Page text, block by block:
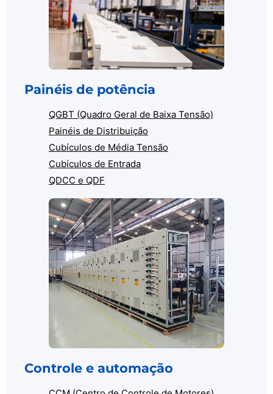
Painéis de potência
QGBT (Quadro Geral de Baixa Tensão)
Painéis de Distribuição
Cubículos de Média Tensão
Cubículos de Entrada
QDCC e QDF
Controle e automação